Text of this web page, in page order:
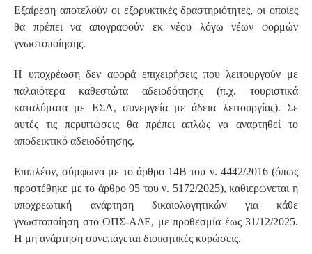
Εξαίρεση αποτελούν οι εξορυκτικές δραστηριότητες, οι οποίες
θα πρέπει να απογραφούν εκ νέου λόγω νέων φορμών
γνωστοποίησης.
Η υποχρέωση δεν αφορά επιχειρήσεις που λειτουργούν με
παλαιότερα καθεστώτα αδειοδότησης (π.χ. τουριστικά
καταλύματα με ΕΣΛ, συνεργεία με άδεια λειτουργίας). Σε
αυτές τις περιπτώσεις θα πρέπει απλώς να αναρτηθεί το
αποδεικτικό αδειοδότησης.
Επιπλέον, σύμφωνα με το άρθρο 14Β του ν. 4442/2016 (όπως
προστέθηκε με το άρθρο 95 του ν. 5172/2025), καθιερώνεται η
υποχρεωτική ανάρτηση δικαιολογητικών για κάθε
γνωστοποίηση στο ΟΠΣ-ΑΔΕ, με προθεσμία έως 31/12/2025.
Η μη ανάρτηση συνεπάγεται διοικητικές κυρώσεις.